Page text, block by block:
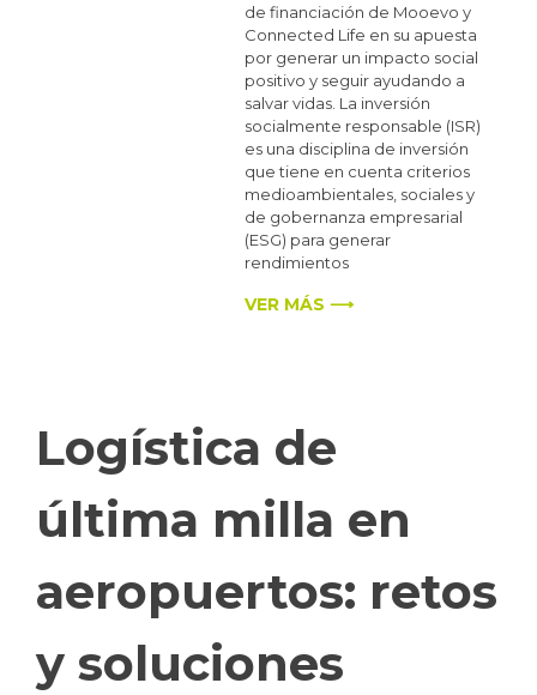
de financiación de Mooevo y
Connected Life en su apuesta
por generar un impacto social
positivo y seguir ayudando a
salvar vidas. La inversión
socialmente responsable (ISR)
es una disciplina de inversión
que tiene en cuenta criterios
medioambientales, sociales y
de gobernanza empresarial
(ESG) para generar
rendimientos
VER MÁS ⟶
Logística de
última milla en
aeropuertos: retos
y soluciones